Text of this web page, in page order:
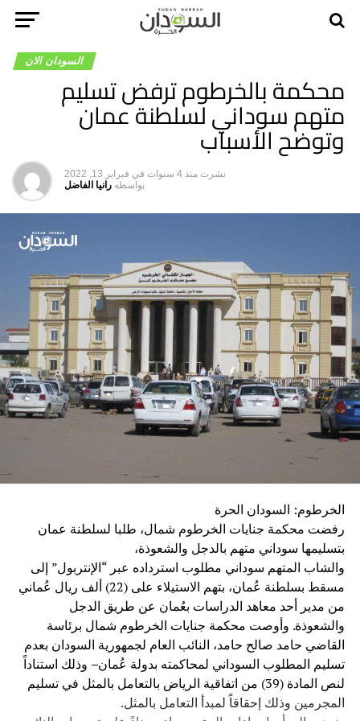
السودان الان
محكمة بالخرطوم ترفض تسليم
متهم سوداني لسلطنة عمان
وتوضح الأسباب
نشرت منذ 4 سنوات في فبراير 13, 2022
بواسطه رانيا الفاضل
الخرطوم: السودان الحرة
رفضت محكمة جنايات الخرطوم شمال، طلبا لسلطنة عمان
بتسليمها سوداني متهم بالدجل والشعوذة،
والشاب المتهم سوداني مطلوب استرداده عبر “الإنتربول” إلى
مسقط بسلطنة عُمان، بتهم الاستيلاء على (22) ألف ريال عُماني
من مدير أحد معاهد الدراسات بعُمان عن طريق الدجل
والشعوذة. وأوصت محكمة جنايات الخرطوم شمال برئاسة
القاضي حامد صالح حامد، النائب العام لجمهورية السودان بعدم
تسليم المطلوب السوداني لمحاكمته بدولة عُمان– وذلك استناداً
لنص المادة (39) من اتفاقية الرياض بالتعامل بالمثل في تسليم
المجرمين وذلك إحقاقاً لمبدأ التعامل بالمثل.